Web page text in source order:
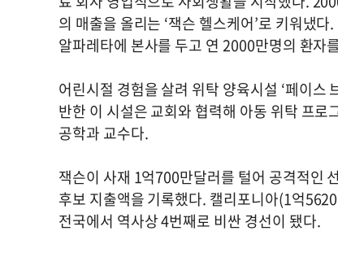
의 매출을 올리는 ‘잭슨 헬스케어’로 키워냈
알파레타에 본사를 두고 연 2000만명의 환자
어린시절 경험을 살려 위탁 양육시설 ‘페이
반한 이 시설은 교회와 협력해 아동 위탁 프
공학과 교수다.
잭슨이 사재 1억700만달러를 털어 공격적인
후보 지출액을 기록했다. 캘리포니아(1억
전국에서 역사상 4번째로 비싼 경선이 됐다.